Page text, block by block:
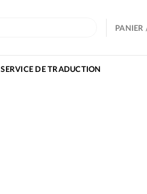
SERVICE DE TRADUCTION